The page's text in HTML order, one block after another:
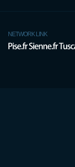
NETWORK LINK